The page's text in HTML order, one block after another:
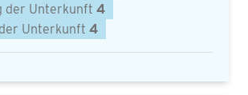
der Unterkunft 4
Unterkunft 4